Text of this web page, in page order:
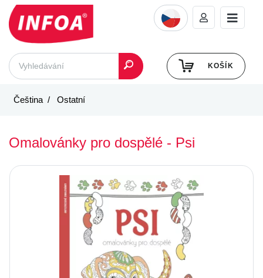
KOŠÍK
Čeština Ostatní
Omalovánky pro dospělé - Psi